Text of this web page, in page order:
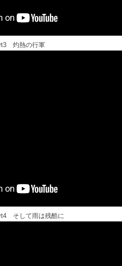
灼熱の行軍
そして雨は残酷に